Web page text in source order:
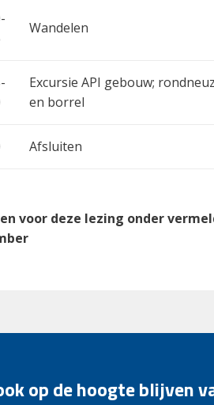
Wandelen
Excursie API gebouw;
en borrel
Afsluiten
voor deze lezing onder
op de hoogte blijven